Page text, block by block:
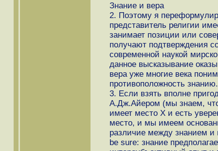
Знание и вера
2. Поэтому я
представитель религии
занимает позиции или
получают подтверждения
современной наукой
данное высказывание
вера уже многие века
противоположность знанию.
3. Если взять вполне
А.Дж.Айером (мы знаем, что
имеет место Х и есть
место, и мы имеем
различие между знанием и
be sure: знание